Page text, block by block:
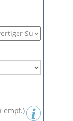
empf.)